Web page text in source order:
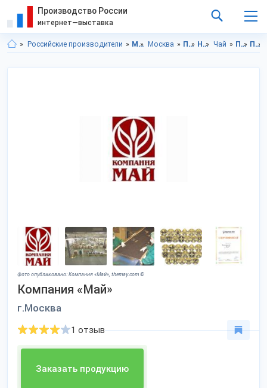
Производство России
интернет—выставка
Российские производители Московская область Москва Продукты питания Напитки Чай Продукты питания в Московская область Продукты питания в г.Москва
Фото опубликовано: Компания «Май», themay.com ©
Компания «Май»
г.Москва
Заказать продукцию
1 отзыв